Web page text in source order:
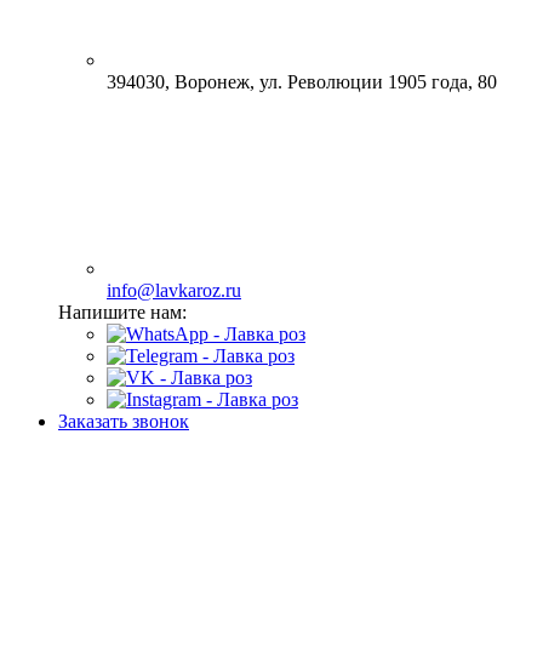
394030, Воронеж, ул. Революции 1905 года, 80
info@lavkaroz.ru
Напишите нам:
Заказать звонок